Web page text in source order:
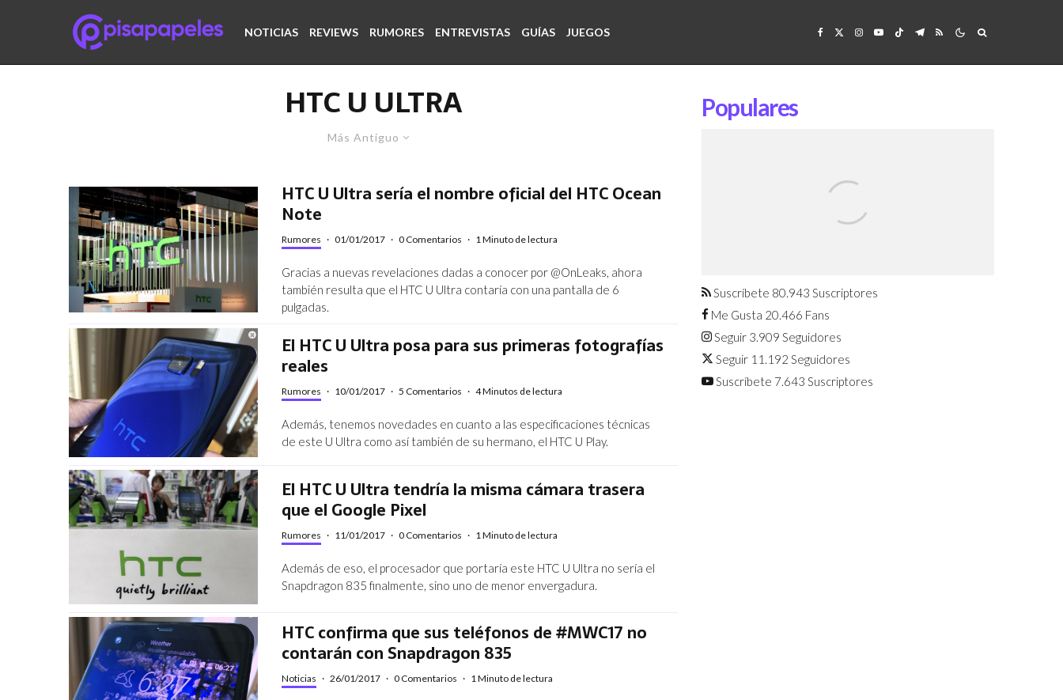
NOTICIAS REVIEWS RUMORES ENTREVISTAS GUÍAS JUEGOS
HTC U ULTRA
Más Antiguo
HTC U Ultra sería el nombre oficial del HTC Ocean
Note
Rumores · 01/01/2017 · 0 Comentarios · 1 Minuto de lectura
Gracias a nuevas revelaciones dadas a conocer por @OnLeaks, ahora
también resulta que el HTC U Ultra contaría con una pantalla de 6
pulgadas.
El HTC U Ultra posa para sus primeras fotografías
reales
Rumores · 10/01/2017 · 5 Comentarios · 4 Minutos de lectura
Además, tenemos novedades en cuanto a las especificaciones técnicas
de este U Ultra como así también de su hermano, el HTC U Play.
El HTC U Ultra tendría la misma cámara trasera
que el Google Pixel
Rumores · 11/01/2017 · 0 Comentarios · 1 Minuto de lectura
Además de eso, el procesador que portaría este HTC U Ultra no sería el
Snapdragon 835 finalmente, sino uno de menor envergadura.
HTC confirma que sus teléfonos de #MWC17 no
contarán con Snapdragon 835
Noticias · 26/01/2017 · 0 Comentarios · 1 Minuto de lectura
Populares
agosto
Suscríbete 80.943 Suscriptores
Me Gusta 20.466 Fans
Seguir 3.909 Seguidores
Seguir 11.192 Seguidores
Suscríbete 7.643 Suscriptores